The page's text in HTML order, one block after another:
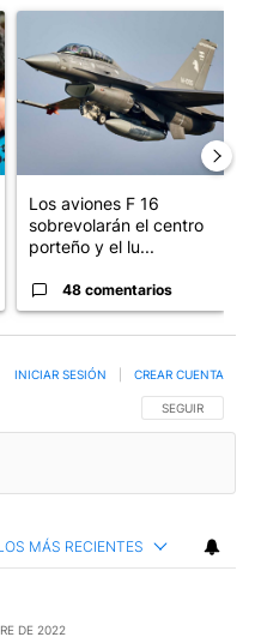
"Murió Jorge Messi, el
Los aviones F 16
sobrevolarán el centro
porteño y el lu...
48 comentarios
SIGA ESTA
SEGUIR
INICIAR SESIÓN CREAR CUENTA
MÁS RECIENTES
DE 2022